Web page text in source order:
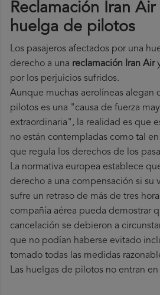
Reclamación Iran
huelga de pilotos
Los pasajeros afectados por una
derecho a una reclamación Iran Air
por los perjuicios sufridos.
Aunque muchas aerolíneas alegan
pilotos es una "causa de fuerza
extraordinaria", la realidad es que
no están contempladas como tal
que regula los derechos de los
La normativa europea establece
derecho a una compensación si su
sufre un retraso de más de tres
compañía aérea pueda demostrar
cancelación se debieron a
que no podían haberse evitado
tomado todas las medidas
Las huelgas de pilotos no entran